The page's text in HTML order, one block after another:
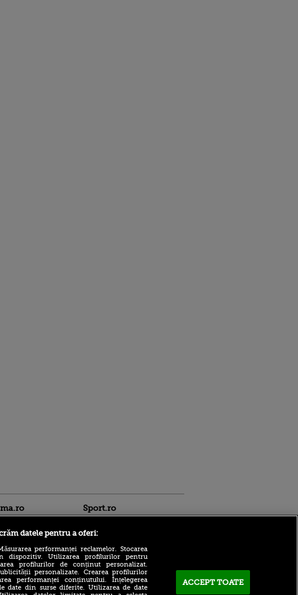
Sport.ro
datele pentru a oferi:
performanței reclamelor. Stocarea
dispozitiv. Utilizarea profilurilor pentru
profilurilor de conținut personalizat.
personalizate. Crearea profilurilor
performanței conținutului. Înțelegerea
date din surse diferite. Utilizarea de date
ACCEPT TOATE